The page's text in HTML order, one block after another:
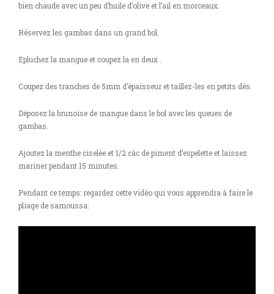
bien chaude avec un peu d’huile d’olive et l’ail en morceaux.
Réservez les gambas dans un grand bol.
Epluchez la mangue et coupez la en deux .
Coupez des tranches de 5mm d’épaisseur et taillez-les en petits dés.
Déposez la brunoise de mangue dans le bol avec les queues de
gambas.
Ajoutez la menthe ciselée et 1/2 càc de piment d’espelette et laissez
mariner pendant 15 minutes.
Pendant ce temps: regardez cette vidéo qui vous apprendra à faire le
pliage de samoussa: